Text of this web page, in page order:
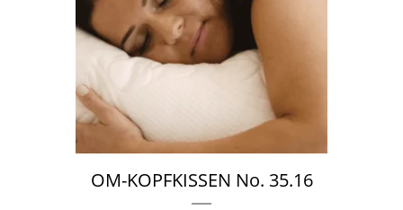
OM-KOPFKISSEN No. 35.16